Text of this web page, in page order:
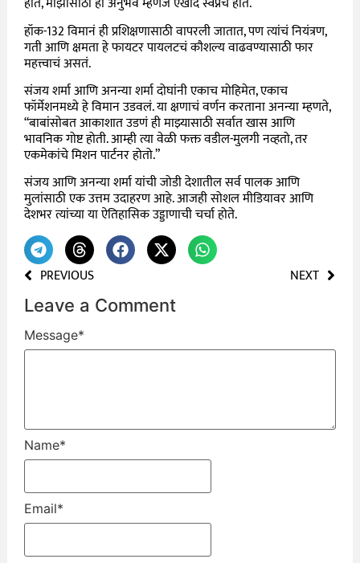
हॉक-132 विमानं ही प्रशिक्षणासाठी वापरली जातात, पण त्यांचं नियंत्रण,
गती आणि क्षमता हे फायटर पायलटचं कौशल्य वाढवण्यासाठी फार
महत्त्वाचं असतं.
संजय शर्मा आणि अनन्या शर्मा दोघांनी एकाच मोहिमेत, एकाच
फॉर्मेशनमध्ये हे विमान उडवलं. या क्षणाचं वर्णन करताना अनन्या म्हणते,
“बाबांसोबत आकाशात उडणं ही माझ्यासाठी सर्वात खास आणि
भावनिक गोष्ट होती. आम्ही त्या वेळी फक्त वडील-मुलगी नव्हतो, तर
एकमेकांचे मिशन पार्टनर होतो.”
संजय आणि अनन्या शर्मा यांची जोडी देशातील सर्व पालक आणि
मुलांसाठी एक उत्तम उदाहरण आहे. आजही सोशल मीडियावर आणि
देशभर त्यांच्या या ऐतिहासिक उड्डाणाची चर्चा होते.
PREVIOUS NEXT
Leave a Comment
Message*
Name*
Email*